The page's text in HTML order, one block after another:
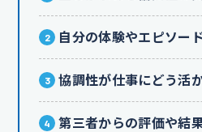
自分の体験やエピソー
協調性が仕事にどう活
第三者からの評価や結